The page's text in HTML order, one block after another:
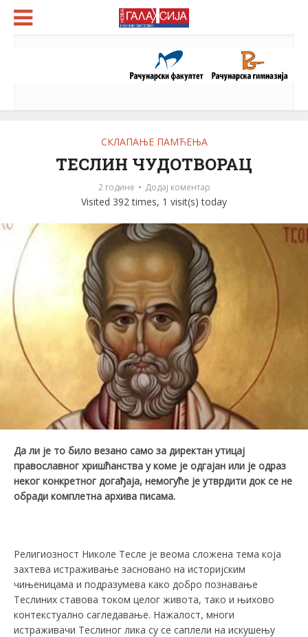
СКЛАПАЊЕ ПАМЋЕЊА
ТЕСЛИН ЧУДОТВОРАЦ
2 године Додај коментар
Visited 392 times, 1 visit(s) today
Да ли је то било везано само за директан утицај
православног хришћанства у коме је одгајан или је одраз
неког конкретног догађаја, немогуће је утврдити док се не
обради комплетна архива писама.
Религиозност Николе Тесле је веома сложена тема која
захтева истраживање засновано на историјским
чињеницама и подразумева како добро познавање
Теслиних ставова током целог живота, тако и њихово
контекстуално сагледавање. Нажалост, многи
истраживачи Теслиног лика су се саплели на искушењу